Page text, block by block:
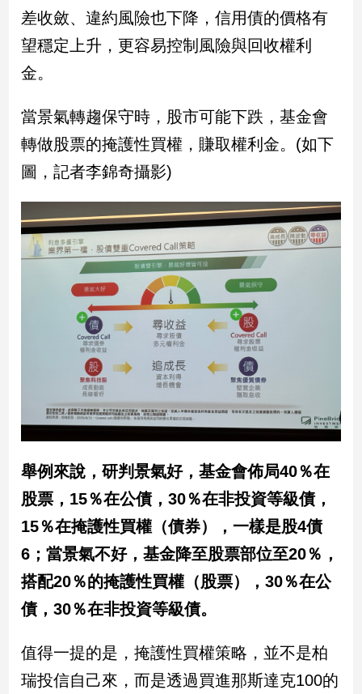
娛
娛
樂
聞
流
時
追
星
旅
遊/
美
座/
命
理
消
健
康/
親
差收斂、違約風險也下降，信用債的價格有
望穩定上升，更容易控制風險與回收權利
金。
當景氣轉趨保守時，股市可能下跌，基金會
轉做股票的掩護性買權，賺取權利金。(如下
圖，記者李錦奇攝影)
舉例來說，研判景氣好，基金會佈局40％在
股票，15％在公債，30％在非投資等級債，
15％在掩護性買權（債券），一樣是股4債
6；當景氣不好，基金降至股票部位至20％，
搭配20％的掩護性買權（股票），30％在公
債，30％在非投資等級債。
值得一提的是，掩護性買權策略，並不是柏
瑞投信自己來，而是透過買進那斯達克100的